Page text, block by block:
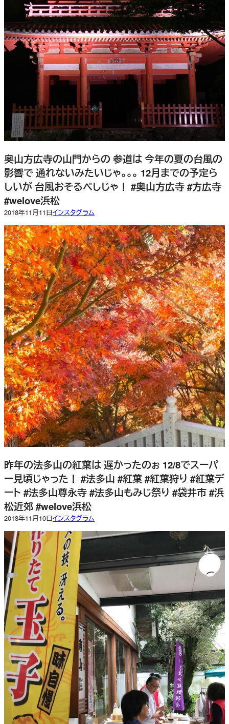
奥山方広寺の山門からの 参道は 今年の夏の台風の
影響で 通れないみたいじゃ。。。 12月までの予定ら
しいが 台風おそるべしじゃ！ #奥山方広寺 #方広寺
#welove浜松
2018年11月11日インスタグラム
昨年の法多山の紅葉は 遅かったのぉ 12/8でスーパ
ー見頃じゃった！ #法多山 #紅葉 #紅葉狩り #紅葉デ
ート #法多山尊永寺 #法多山もみじ祭り #袋井市 #浜
松近郊 #welove浜松
2018年11月10日インスタグラム